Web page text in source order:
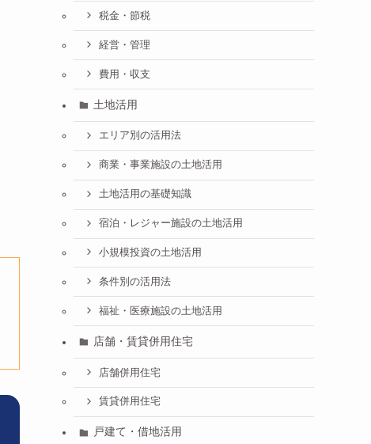
税金・節税
経営・管理
費用・収支
土地活用
エリア別の活用法
商業・事業施設の土地活用
土地活用の基礎知識
宿泊・レジャー施設の土地活用
小規模投資の土地活用
条件別の活用法
福祉・医療施設の土地活用
店舗・賃貸併用住宅
店舗併用住宅
賃貸併用住宅
戸建て・借地活用